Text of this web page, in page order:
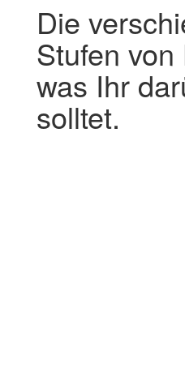
Die
Stufen
was Ihr
solltet.